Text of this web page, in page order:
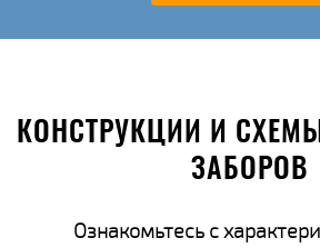
КОНСТРУКЦИИ И
ЗАБОРОВ
Ознакомьтесь с